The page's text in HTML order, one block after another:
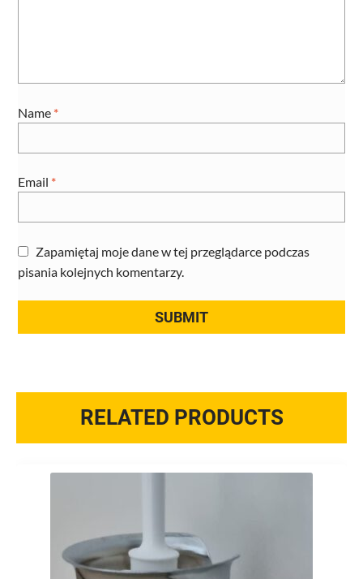
Name *
Email *
Zapamiętaj moje dane w tej przeglądarce podczas
pisania kolejnych komentarzy.
RELATED PRODUCTS